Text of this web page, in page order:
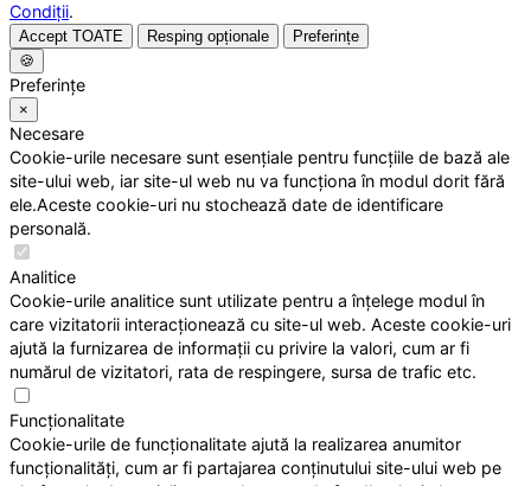
Condiții.
Accept TOATE Resping opționale
Preferințe
🍪
Preferințe
×
Necesare
Cookie-urile necesare sunt esențiale pentru funcțiile de bază ale
site-ului web, iar site-ul web nu va funcționa în modul dorit fără
ele.Aceste cookie-uri nu stochează date de identificare
personală.
Analitice
Cookie-urile analitice sunt utilizate pentru a înțelege modul în
care vizitatorii interacționează cu site-ul web. Aceste cookie-uri
ajută la furnizarea de informații cu privire la valori, cum ar fi
numărul de vizitatori, rata de respingere, sursa de trafic etc.
Funcționalitate
Cookie-urile de funcționalitate ajută la realizarea anumitor
funcționalități, cum ar fi partajarea conținutului site-ului web pe